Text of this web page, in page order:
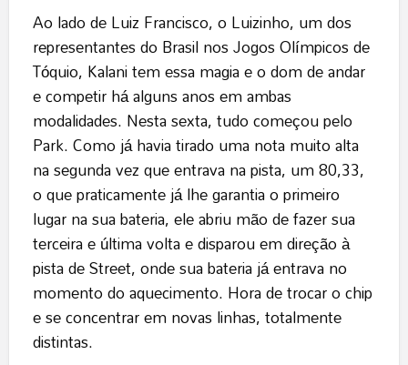
Ao lado de Luiz Francisco, o Luizinho, um dos
representantes do Brasil nos Jogos Olímpicos de
Tóquio, Kalani tem essa magia e o dom de andar
e competir há alguns anos em ambas
modalidades. Nesta sexta, tudo começou pelo
Park. Como já havia tirado uma nota muito alta
na segunda vez que entrava na pista, um 80,33,
o que praticamente já lhe garantia o primeiro
lugar na sua bateria, ele abriu mão de fazer sua
terceira e última volta e disparou em direção à
pista de Street, onde sua bateria já entrava no
momento do aquecimento. Hora de trocar o chip
e se concentrar em novas linhas, totalmente
distintas.